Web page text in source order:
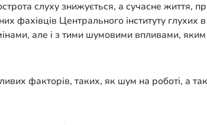
слуху знижується, а сучасне життя,
Центрального інституту глухих в
але і з тими шумовими впливами,
факторів, таких, як шум на роботі, а